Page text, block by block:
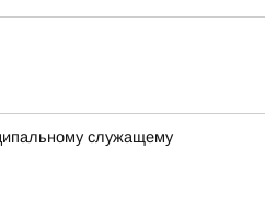
служащему